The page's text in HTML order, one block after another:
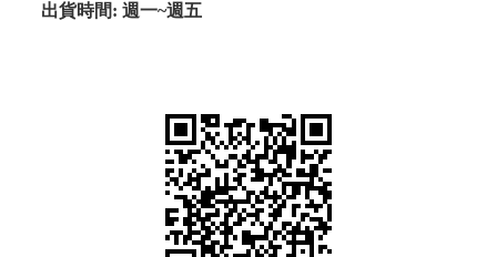
出貨時間: 週一~週五